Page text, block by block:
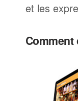
et les
Comment